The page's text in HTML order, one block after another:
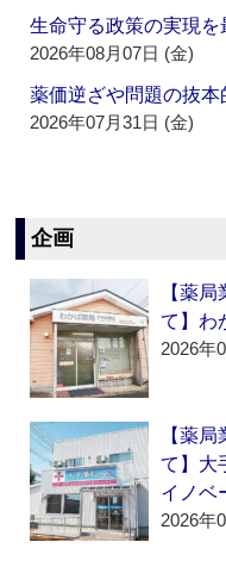
生命守る政策の実現を
2026年08月07日 (金)
薬価逆ざや問題の抜本
2026年07月31日 (金)
企画
【薬
て】わ
2026年
【薬
て】大
イノベ
2026年